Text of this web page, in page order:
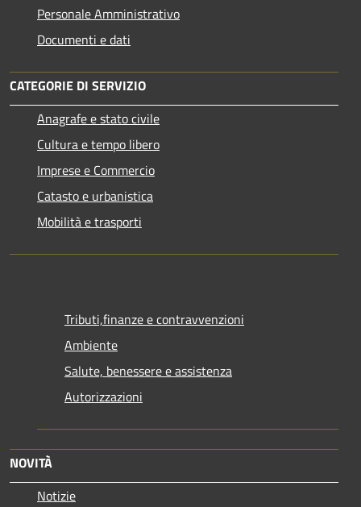
Personale Amministrativo
Documenti e dati
CATEGORIE DI SERVIZIO
Anagrafe e stato civile
Cultura e tempo libero
Imprese e Commercio
Catasto e urbanistica
Mobilità e trasporti
Tributi,finanze e contravvenzioni
Ambiente
Salute, benessere e assistenza
Autorizzazioni
NOVITÀ
Notizie